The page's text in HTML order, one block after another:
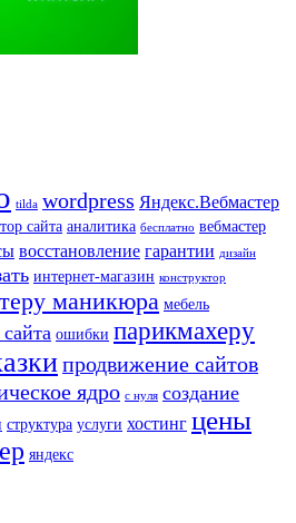
tilda wordpress Яндекс.Вебмастер
сайта аналитика бесплатно вебмастер
восстановление гарантии дизайн
интернет-магазин конструктор
маникюра мебель
ошибки парикмахеру
продвижение сайтов
ядро с нуля создание
структура услуги хостинг цены
яндекс